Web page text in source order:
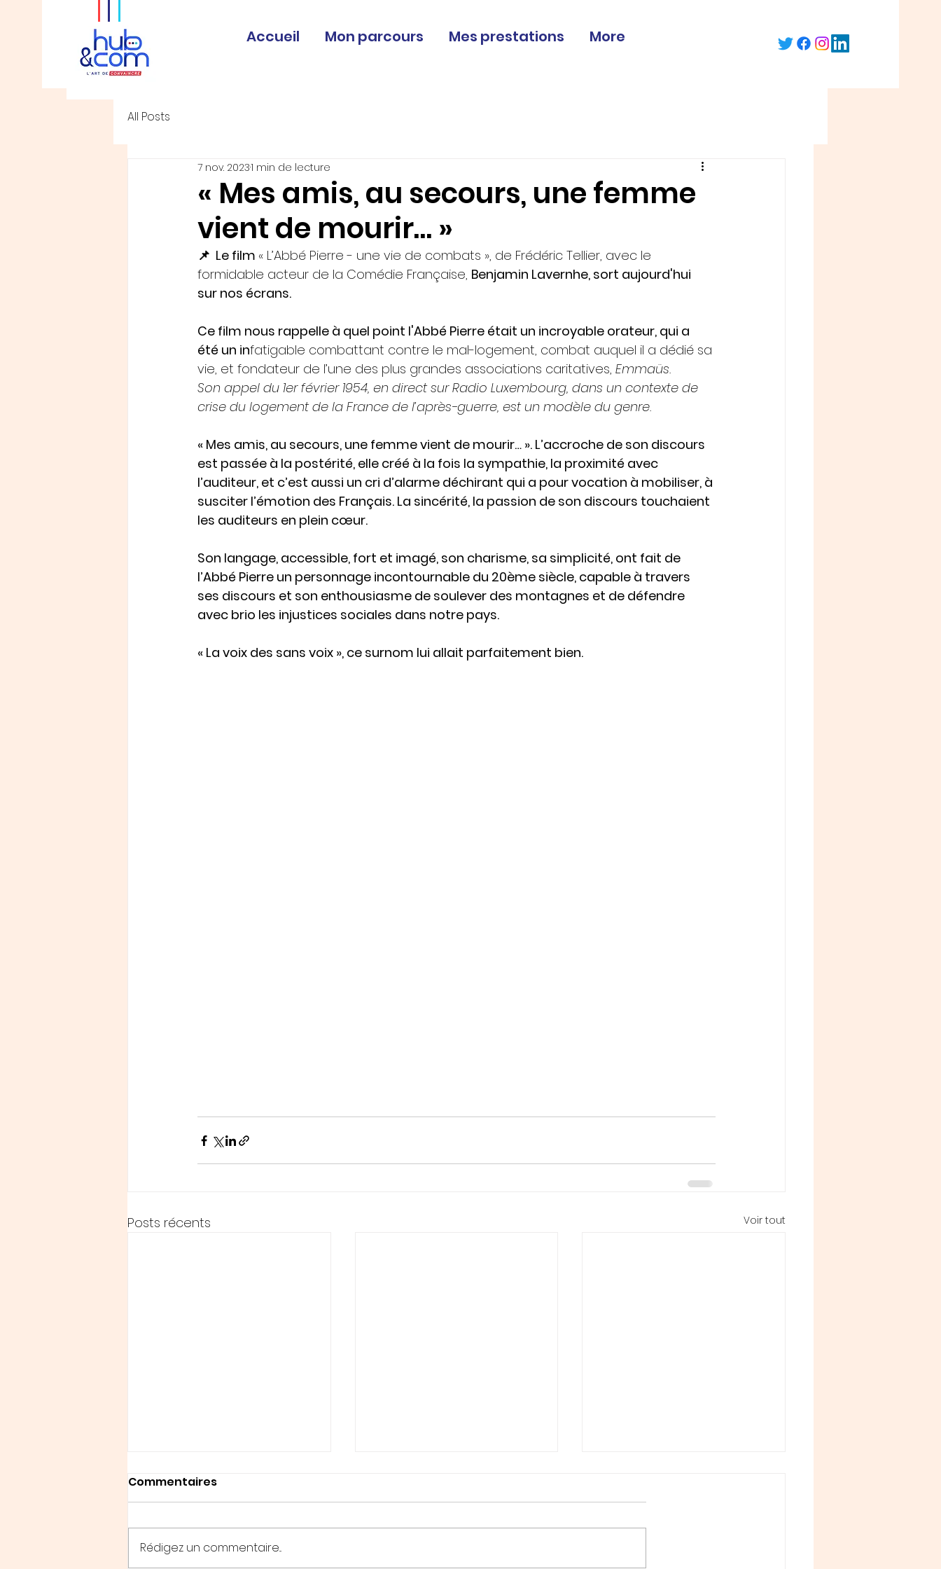
Accueil Mon parcours Mes prestations More
All Posts
« Mes amis, au secours, une femme
vient de mourir… »
7 nov. 20231 min de lecture
📌  Le film « L’Abbé Pierre - une vie de combats », de Frédéric Tellier, avec le
formidable acteur de la Comédie Française, Benjamin Lavernhe, sort aujourd'hui
sur nos écrans.
Ce film nous rappelle à quel point l'Abbé Pierre était un incroyable orateur, qui a
été un infatigable combattant contre le mal-logement, combat auquel il a dédié sa
vie, et fondateur de l’une des plus grandes associations caritatives, Emmaüs.
Son appel du 1er février 1954, en direct sur Radio Luxembourg, dans un contexte de
crise du logement de la France de l’après-guerre, est un modèle du genre.
« Mes amis, au secours, une femme vient de mourir… ». L’accroche de son discours
est passée à la postérité, elle créé à la fois la sympathie, la proximité avec
l’auditeur, et c’est aussi un cri d’alarme déchirant qui a pour vocation à mobiliser, à
susciter l’émotion des Français. La sincérité, la passion de son discours touchaient
les auditeurs en plein cœur.
Son langage, accessible, fort et imagé, son charisme, sa simplicité, ont fait de
l’Abbé Pierre un personnage incontournable du 20ème siècle, capable à travers
ses discours et son enthousiasme de soulever des montagnes et de défendre
avec brio les injustices sociales dans notre pays.
« La voix des sans voix », ce surnom lui allait parfaitement bien.
Posts récents Voir tout
Commentaires
Rédigez un commentaire...